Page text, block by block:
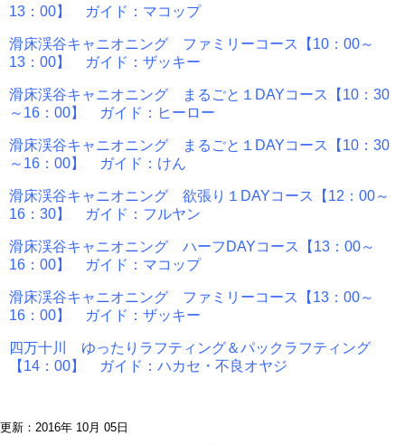
13：00】 ガイド：マコップ
滑床渓谷キャニオニング ファミリーコース【10：00～
13：00】 ガイド：ザッキー
滑床渓谷キャニオニング まるごと１DAYコース【10：30
～16：00】 ガイド：ヒーロー
滑床渓谷キャニオニング まるごと１DAYコース【10：30
～16：00】 ガイド：けん
滑床渓谷キャニオニング 欲張り１DAYコース【12：00～
16：30】 ガイド：フルヤン
滑床渓谷キャニオニング ハーフDAYコース【13：00～
16：00】 ガイド：マコップ
滑床渓谷キャニオニング ファミリーコース【13：00～
16：00】 ガイド：ザッキー
四万十川 ゆったりラフティング＆パックラフティング
【14：00】 ガイド：ハカセ・不良オヤジ
更新：2016年 10月 05日